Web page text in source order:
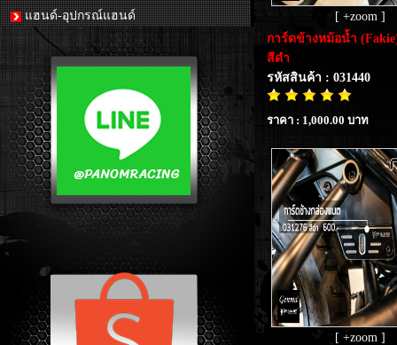
แฮนด์-อุปกรณ์แฮนด์
[ +zoom ]
การ์ดข้างหม้อน้ำ
สีดำ
รหัสสินค้า : 031440
ราคา : 1,000.00 บาท
[ +zoom ]